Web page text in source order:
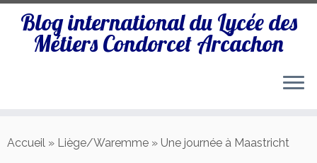
au
Blog international du Lycée des
Métiers Condorcet Arcachon
Accueil » Liège/Waremme » Une journée à Maastricht